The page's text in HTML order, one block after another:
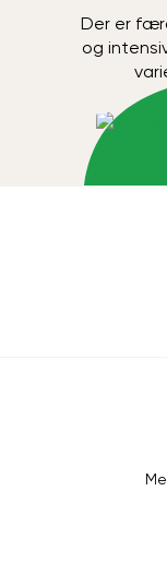
Der er
og